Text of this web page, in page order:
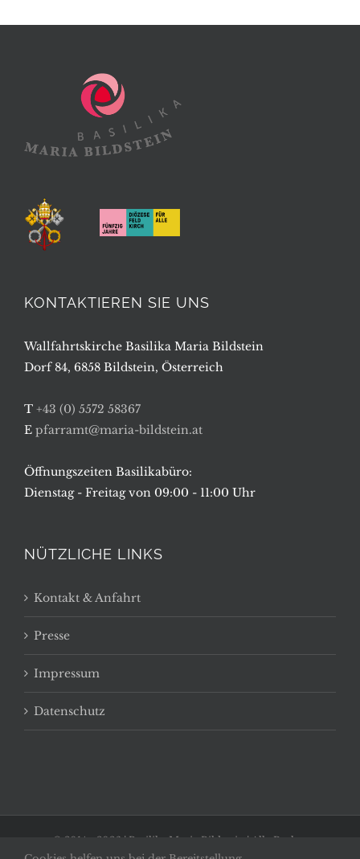
KONTAKTIEREN SIE UNS
Wallfahrtskirche Basilika Maria Bildstein
Dorf 84, 6858 Bildstein, Österreich
T +43 (0) 5572 58367
E pfarramt@maria-bildstein.at
Öffnungszeiten Basilikabüro:
Dienstag - Freitag von 09:00 - 11:00 Uhr
NÜTZLICHE LINKS
Kontakt & Anfahrt
Presse
Impressum
Datenschutz
© 2014 - 2026 | Basilika Maria Bildstein | Alle Rechte